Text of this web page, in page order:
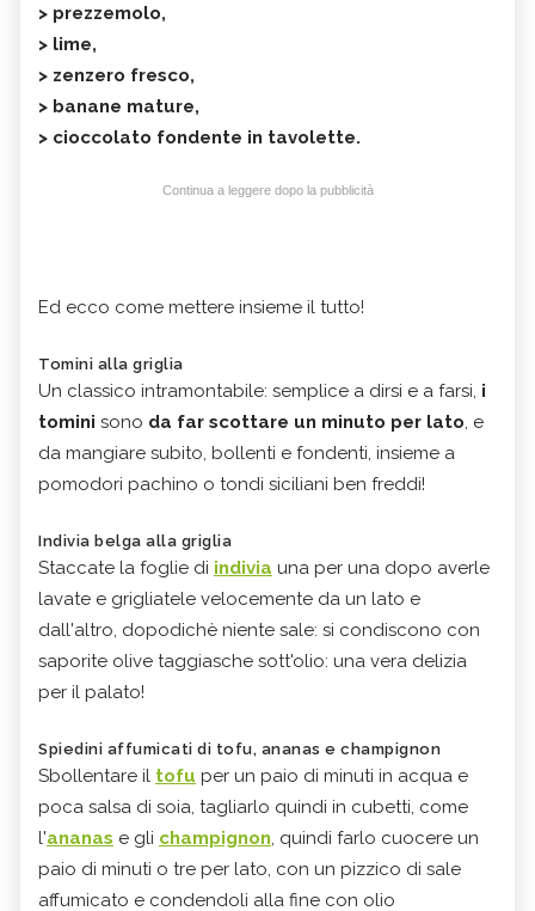
> prezzemolo,
> lime,
> zenzero fresco,
> banane mature,
> cioccolato fondente in tavolette.
Continua a leggere dopo la pubblicità
Ed ecco come mettere insieme il tutto!
Tomini alla griglia
Un classico intramontabile: semplice a dirsi e a farsi, i
tomini sono da far scottare un minuto per lato, e
da mangiare subito, bollenti e fondenti, insieme a
pomodori pachino o tondi siciliani ben freddi!
Indivia belga alla griglia
Staccate la foglie di indivia una per una dopo averle
lavate e grigliatele velocemente da un lato e
dall'altro, dopodichè niente sale: si condiscono con
saporite olive taggiasche sott'olio: una vera delizia
per il palato!
Spiedini affumicati di tofu, ananas e champignon
Sbollentare il tofu per un paio di minuti in acqua e
poca salsa di soia, tagliarlo quindi in cubetti, come
l'ananas e gli champignon, quindi farlo cuocere un
paio di minuti o tre per lato, con un pizzico di sale
affumicato e condendoli alla fine con olio